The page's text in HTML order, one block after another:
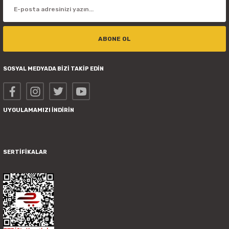
ABONE OL
SOSYAL MEDYADA BİZİ TAKİP EDİN
UYGULAMAMIZI İNDİRİN
SERTİFİKALAR